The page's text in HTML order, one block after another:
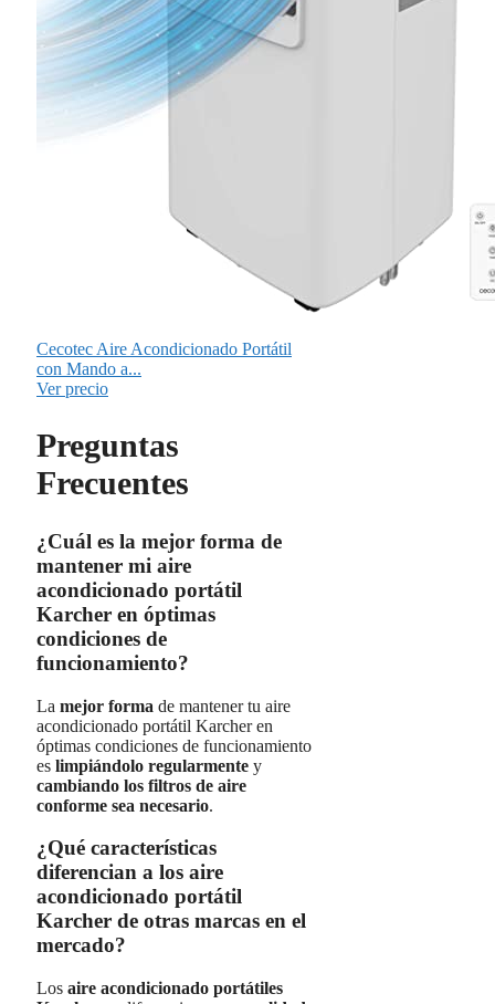
Cecotec Aire Acondicionado Portátil
con Mando a...
Ver precio
Preguntas
Frecuentes
¿Cuál es la mejor forma de
mantener mi aire
acondicionado portátil
Karcher en óptimas
condiciones de
funcionamiento?
La mejor forma de mantener tu aire
acondicionado portátil Karcher en
óptimas condiciones de funcionamiento
es limpiándolo regularmente y
cambiando los filtros de aire
conforme sea necesario.
¿Qué características
diferencian a los aire
acondicionado portátil
Karcher de otras marcas en el
mercado?
Los aire acondicionado portátiles